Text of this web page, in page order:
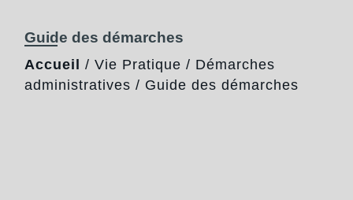
Guide des démarches
Accueil / Vie Pratique / Démarches
administratives / Guide des démarches